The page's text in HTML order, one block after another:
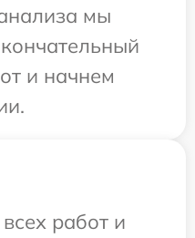
мы
и начнем
работ и